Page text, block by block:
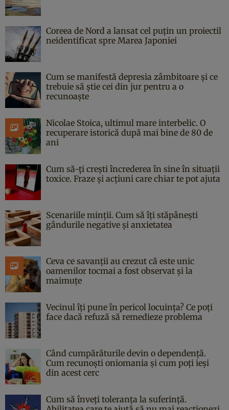
Coreea de Nord a lansat cel puțin un proiectil
neidentificat spre Marea Japoniei
Cum se manifestă depresia zâmbitoare și ce
trebuie să știe cei din jur pentru a o
recunoaște
Nicolae Stoica, ultimul mare interbelic. O
recuperare istorică după mai bine de 80 de
ani
Cum să-ți crești încrederea în sine în situații
toxice. Fraze și acțiuni care chiar te pot ajuta
Scenariile minții. Cum să îți stăpânești
gândurile negative și anxietatea
Ceva ce savanții au crezut că este unic
oamenilor tocmai a fost observat și la
maimuțe
Vecinul îți pune în pericol locuința? Ce poți
face dacă refuză să remedieze problema
Când cumpărăturile devin o dependență.
Cum recunoști oniomania și cum poți ieși
din acest cerc
Cum să înveți toleranța la suferință.